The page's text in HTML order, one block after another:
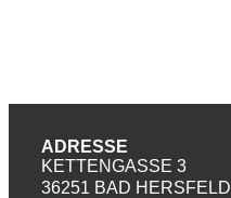
ADRESSE
KETTENGASSE 3
36251 BAD HERSFELD